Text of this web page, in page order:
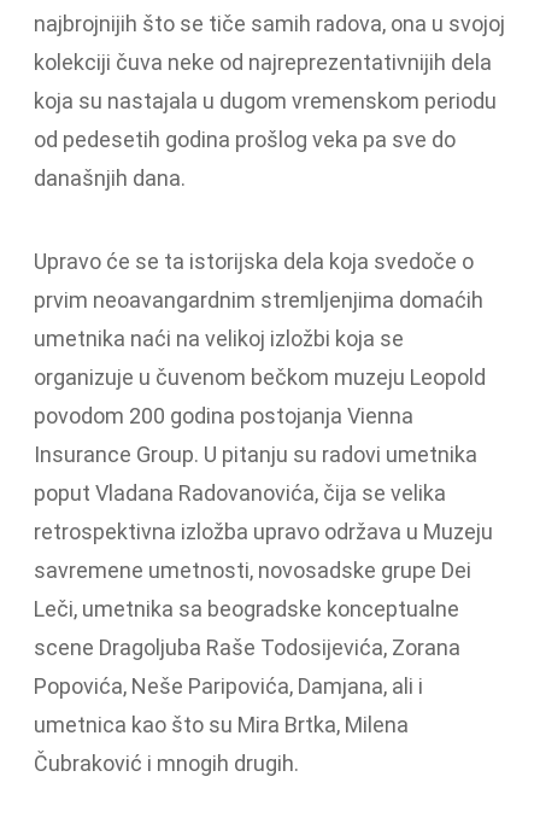
najbrojnijih što se tiče samih radova, ona u svojoj
kolekciji čuva neke od najreprezentativnijih dela
koja su nastajala u dugom vremenskom periodu
od pedesetih godina prošlog veka pa sve do
današnjih dana.
Upravo će se ta istorijska dela koja svedoče o
prvim neoavangardnim stremljenjima domaćih
umetnika naći na velikoj izložbi koja se
organizuje u čuvenom bečkom muzeju Leopold
povodom 200 godina postojanja Vienna
Insurance Group. U pitanju su radovi umetnika
poput Vladana Radovanovića, čija se velika
retrospektivna izložba upravo održava u Muzeju
savremene umetnosti, novosadske grupe Dei
Leči, umetnika sa beogradske konceptualne
scene Dragoljuba Raše Todosijevića, Zorana
Popovića, Neše Paripovića, Damjana, ali i
umetnica kao što su Mira Brtka, Milena
Čubraković i mnogih drugih.